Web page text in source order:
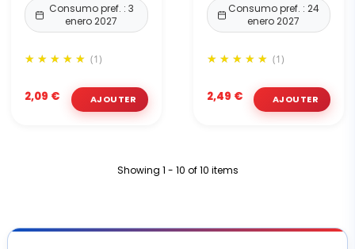
Consumo pref. : 3
enero 2027
(1)
2,09 €
Consumo pref. : 24
enero 2027
(1)
2,49 €
Showing 1 - 10 of 10 items